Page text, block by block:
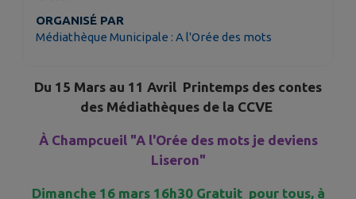
ORGANISÉ PAR
Médiathèque Municipale : A l'Orée des mots
Du 15 Mars au 11 Avril Printemps des contes
des Médiathèques de la CCVE
À Champcueil "A l'Orée des mots je deviens
Liseron"
Dimanche 16 mars 16h30 Gratuit pour tous, à